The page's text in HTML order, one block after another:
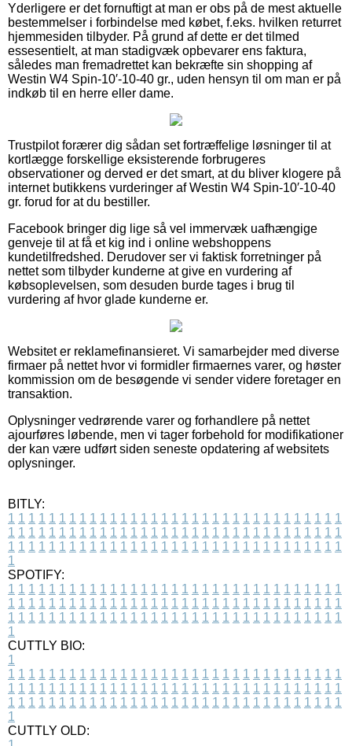
Yderligere er det fornuftigt at man er obs på de mest aktuelle
bestemmelser i forbindelse med købet, f.eks. hvilken returret
hjemmesiden tilbyder. På grund af dette er det tilmed
essesentielt, at man stadigvæk opbevarer ens faktura,
således man fremadrettet kan bekræfte sin shopping af
Westin W4 Spin-10′-10-40 gr., uden hensyn til om man er på
indkøb til en herre eller dame.
Trustpilot forærer dig sådan set fortræffelige løsninger til at
kortlægge forskellige eksisterende forbrugeres
observationer og derved er det smart, at du bliver klogere på
internet butikkens vurderinger af Westin W4 Spin-10′-10-40
gr. forud for at du bestiller.
Facebook bringer dig lige så vel immervæk uafhængige
genveje til at få et kig ind i online webshoppens
kundetilfredshed. Derudover ser vi faktisk forretninger på
nettet som tilbyder kunderne at give en vurdering af
købsoplevelsen, som desuden burde tages i brug til
vurdering af hvor glade kunderne er.
Websitet er reklamefinansieret. Vi samarbejder med diverse
firmaer på nettet hvor vi formidler firmaernes varer, og høster
kommission om de besøgende vi sender videre foretager en
transaktion.
Oplysninger vedrørende varer og forhandlere på nettet
ajourføres løbende, men vi tager forbehold for modifikationer
der kan være udført siden seneste opdatering af websitets
oplysninger.
BITLY:
1 1 1 1 1 1 1 1 1 1 1 1 1 1 1 1 1 1 1 1 1 1 1 1 1 1 1 1 1 1 1 1 1
1 1 1 1 1 1 1 1 1 1 1 1 1 1 1 1 1 1 1 1 1 1 1 1 1 1 1 1 1 1 1 1 1
1 1 1 1 1 1 1 1 1 1 1 1 1 1 1 1 1 1 1 1 1 1 1 1 1 1 1 1 1 1 1 1 1
1
SPOTIFY:
1 1 1 1 1 1 1 1 1 1 1 1 1 1 1 1 1 1 1 1 1 1 1 1 1 1 1 1 1 1 1 1 1
1 1 1 1 1 1 1 1 1 1 1 1 1 1 1 1 1 1 1 1 1 1 1 1 1 1 1 1 1 1 1 1 1
1 1 1 1 1 1 1 1 1 1 1 1 1 1 1 1 1 1 1 1 1 1 1 1 1 1 1 1 1 1 1 1 1
1
CUTTLY BIO:
1
1 1 1 1 1 1 1 1 1 1 1 1 1 1 1 1 1 1 1 1 1 1 1 1 1 1 1 1 1 1 1 1 1
1 1 1 1 1 1 1 1 1 1 1 1 1 1 1 1 1 1 1 1 1 1 1 1 1 1 1 1 1 1 1 1 1
1 1 1 1 1 1 1 1 1 1 1 1 1 1 1 1 1 1 1 1 1 1 1 1 1 1 1 1 1 1 1 1 1
1
CUTTLY OLD: